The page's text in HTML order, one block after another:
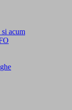
si acum